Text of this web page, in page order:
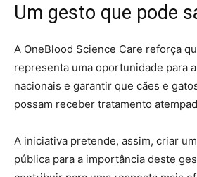
Um gesto que pode
A OneBlood Science Care reforça
representa uma oportunidade para
nacionais e garantir que cães e
possam receber tratamento
A iniciativa pretende, assim, criar
pública para a importância deste